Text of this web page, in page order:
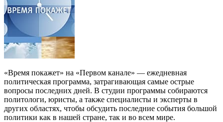
«Время покажет» на «Первом канале» — ежедневная
политическая программа, затрагивающая самые острые
вопросы последних дней. В студии программы собираются
политологи, юристы, а также специалисты и эксперты в
других областях, чтобы обсудить последние события большой
политики как в нашей стране, так и во всем мире.